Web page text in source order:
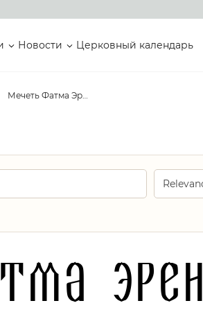
Новости Церковный календарь
Мечеть Фатма Эрен
Эрен